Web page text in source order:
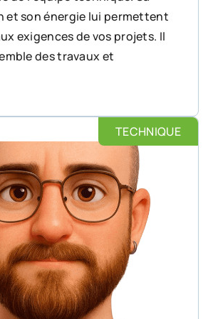
et son énergie lui permettent
exigences de vos projets. Il
des travaux et
TECHNIQUE